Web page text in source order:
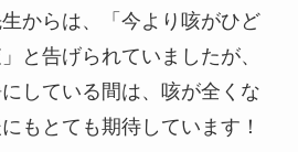
からは、「今より咳がひど
と告げられていましたが、
している間は、咳が全くな
もとても期待しています！